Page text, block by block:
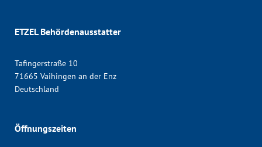
ETZEL Behördenausstatter
Tafingerstraße 10
71665 Vaihingen an der Enz
Deutschland
Öffnungszeiten